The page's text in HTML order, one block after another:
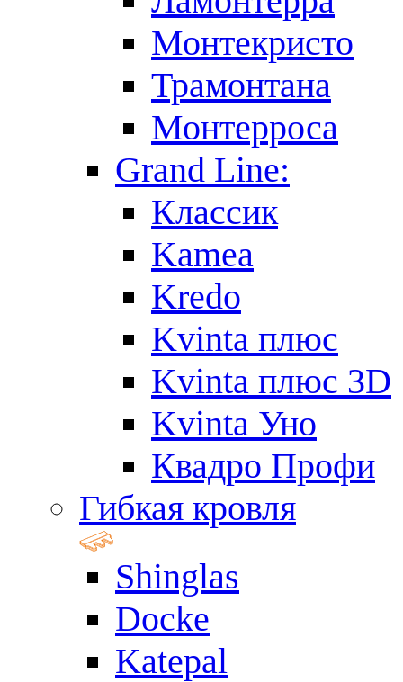
Монтекристо
Трамонтана
Монтерроса
Grand Line:
Классик
Kamea
Kredo
Kvinta плюс
Kvinta плюс 3D
Kvinta Уно
Квадро Профи
Гибкая кровля
Shinglas
Docke
Katepal